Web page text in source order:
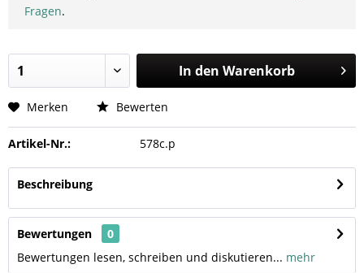
Fragen.
In den Warenkorb
Merken Bewerten
Artikel-Nr.: 578c.p
Beschreibung
Bewertungen
0
Bewertungen lesen, schreiben und diskutieren... mehr